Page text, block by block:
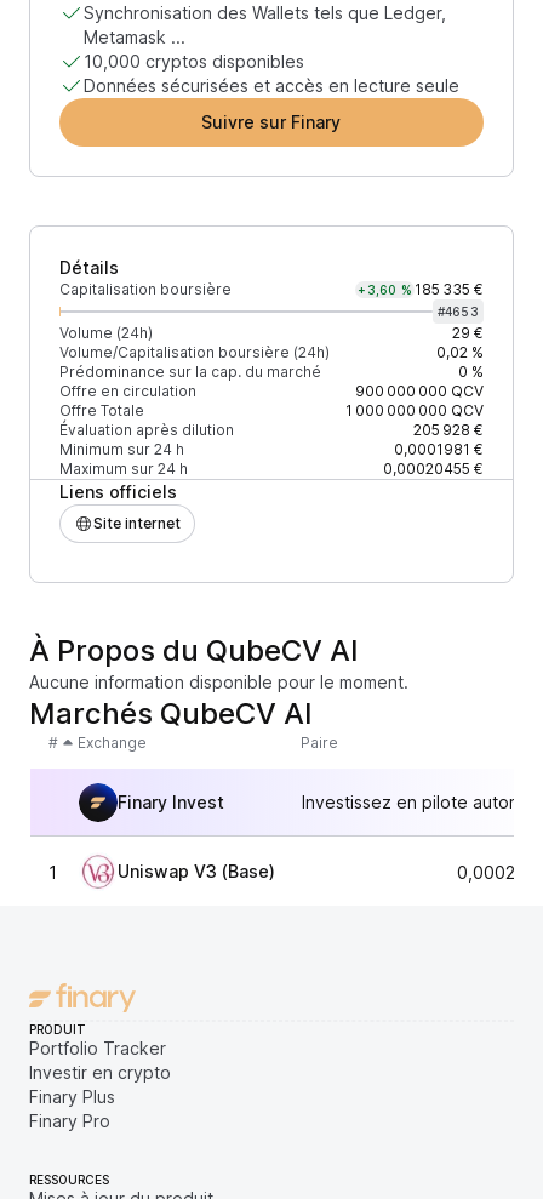
Synchronisation des Wallets tels que Ledger,
Metamask ...
10,000 cryptos disponibles
Données sécurisées et accès en lecture seule
Suivre sur Finary
Détails
Capitalisation boursière +3,60 % 185 335 €
#4653
Volume (24h)
29 €
Volume/Capitalisation boursière (24h)
0,02 %
Prédominance sur la cap. du marché
0 %
Offre en circulation
900 000 000 QCV
Offre Totale
1 000 000 000 QCV
Évaluation après dilution
205 928 €
Minimum sur 24 h
0,0001981 €
Maximum sur 24 h
0,00020455 €
Liens officiels
Site internet
À Propos du QubeCV AI
Aucune information disponible pour le moment.
Marchés QubeCV AI
# Exchange Paire
Finary Invest Investissez en pilote
1 Uniswap V3 (Base)
PRODUIT
Portfolio Tracker
Investir en crypto
Finary Plus
Finary Pro
RESSOURCES